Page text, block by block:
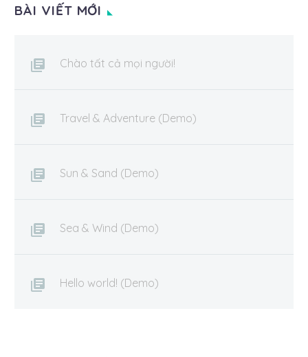
BÀI VIẾT MỚI
Chào tất cả mọi người!
Travel & Adventure (Demo)
Sun & Sand (Demo)
Sea & Wind (Demo)
Hello world! (Demo)